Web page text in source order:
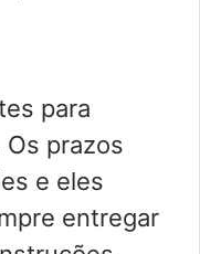
para
prazos
e eles
entregar